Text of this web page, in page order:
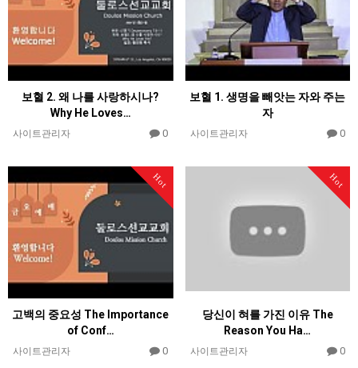
보혈 2. 왜 나를 사랑하시나?
Why He Loves…
사이트관리자 0
보혈 1. 생명을 빼앗는 자와 주는
자
사이트관리자 0
Hot
고백의 중요성 The Importance
of Conf…
사이트관리자 0
Hot
당신이 혀를 가진 이유 The
Reason You Ha…
사이트관리자 0